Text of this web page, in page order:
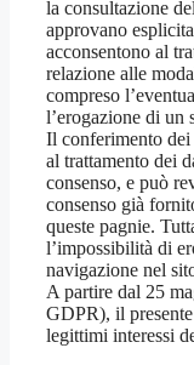
la consultazione
approvano
acconsentono al
relazione alle
compreso
l’erogazione di un
Il conferimento
al trattamento dei
consenso, e può
consenso già
queste pagnie.
l’impossibilità di
navigazione nel
A partire dal 25
GDPR), il
legittimi interessi